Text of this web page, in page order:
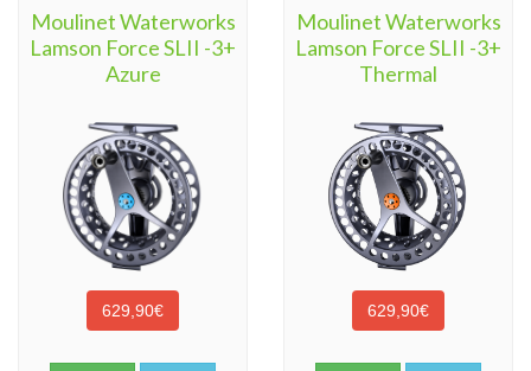
Moulinet Waterworks
Lamson Force SLII -3+
Azure
629,90€
Moulinet Waterworks
Lamson Force SLII -3+
Thermal
629,90€